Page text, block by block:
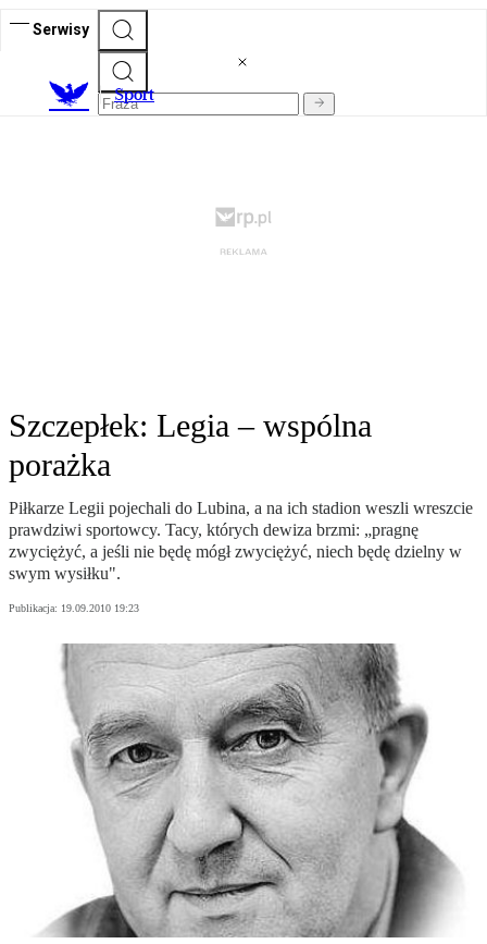
Serwisy
Sport
Szczepłek: Legia – wspólna
porażka
Piłkarze Legii pojechali do Lubina, a na ich stadion weszli wreszcie
prawdziwi sportowcy. Tacy, których dewiza brzmi: „pragnę
zwyciężyć, a jeśli nie będę mógł zwyciężyć, niech będę dzielny w
swym wysiłku".
Publikacja: 19.09.2010 19:23